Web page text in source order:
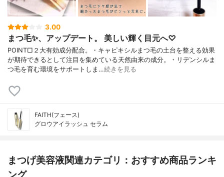
3.00
まつ毛✨、アップデート。 美しい輝く目元へ♡
POINT□２大有効成分配合。・キャピキシルまつ毛の土台を整える効果
が期待できるとして注目を集めている天然由来の成分。・リデンシルま
つ毛を育む環境をサポートしま…続きを見る
FAITH(フェース)
グロウアイラッシュ セラム
まつげ美容液関連カテゴリ：おすすめ商品ランキ
ング